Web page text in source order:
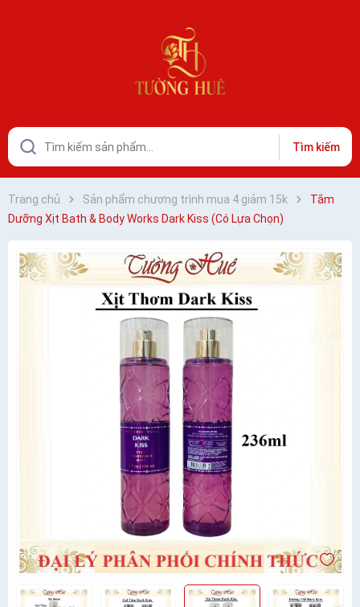
Tìm kiếm
Trang chủ Sản phẩm chương trình mua 4 giảm 15k
Tắm
Dưỡng Xịt Bath & Body Works Dark Kiss (Có Lựa Chọn)